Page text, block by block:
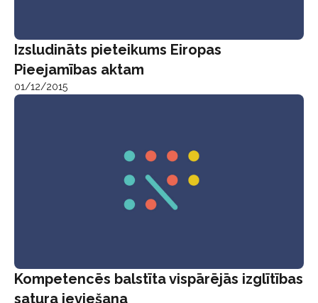
Izsludināts pieteikums Eiropas
Pieejamības aktam
01/12/2015
Kompetencēs balstīta vispārējās izglītības
satura ieviešana